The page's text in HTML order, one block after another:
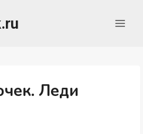
Леди